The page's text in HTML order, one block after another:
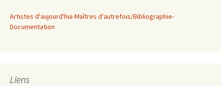
Artistes d'aujourd'hui-Maîtres d'autrefois/Bibliographie-
Documentation
Liens